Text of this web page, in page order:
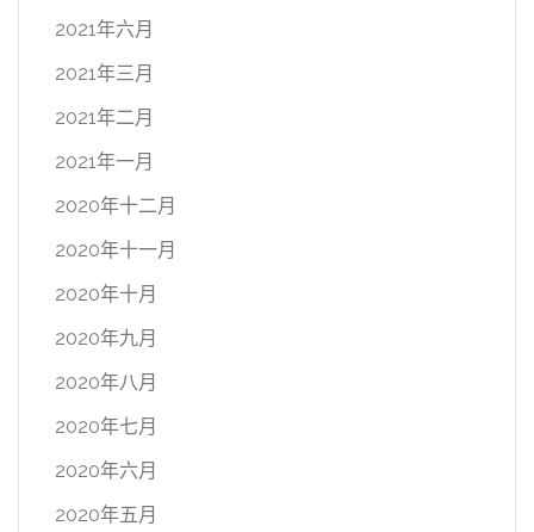
2021年六月
2021年三月
2021年二月
2021年一月
2020年十二月
2020年十一月
2020年十月
2020年九月
2020年八月
2020年七月
2020年六月
2020年五月